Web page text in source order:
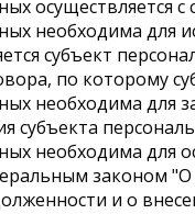
осуществляется
необходима для
субъект
по которому
необходима
субъекта
необходима для
законом
и о